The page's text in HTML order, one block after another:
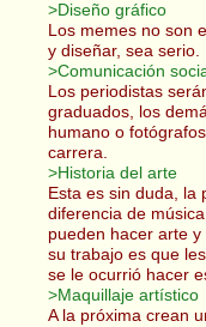
>Diseño gráfico
Los memes no son
y diseñar, sea serio.
>Comunicación
Los periodistas
graduados, los
humano o
carrera.
>Historia del arte
Esta es sin duda, la
diferencia de
pueden hacer arte
su trabajo es que
se le ocurrió hacer
>Maquillaje artístico
A la próxima crean